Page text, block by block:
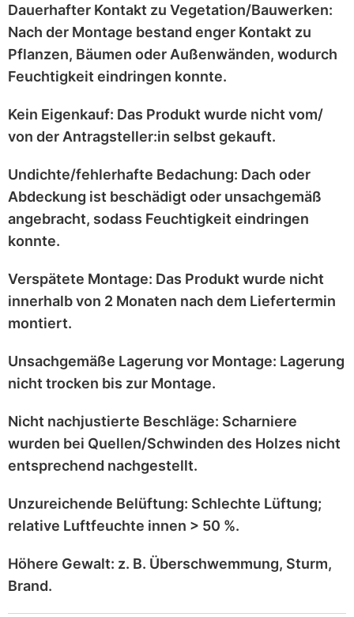
Dauerhafter Kontakt zu Vegetation/Bauwerken:
Nach der Montage bestand enger Kontakt zu
Pflanzen, Bäumen oder Außenwänden, wodurch
Feuchtigkeit eindringen konnte.
Kein Eigenkauf: Das Produkt wurde nicht vom/
von der Antragsteller:in selbst gekauft.
Undichte/fehlerhafte Bedachung: Dach oder
Abdeckung ist beschädigt oder unsachgemäß
angebracht, sodass Feuchtigkeit eindringen
konnte.
Verspätete Montage: Das Produkt wurde nicht
innerhalb von 2 Monaten nach dem Liefertermin
montiert.
Unsachgemäße Lagerung vor Montage: Lagerung
nicht trocken bis zur Montage.
Nicht nachjustierte Beschläge: Scharniere
wurden bei Quellen/Schwinden des Holzes nicht
entsprechend nachgestellt.
Unzureichende Belüftung: Schlechte Lüftung;
relative Luftfeuchte innen > 50 %.
Höhere Gewalt: z. B. Überschwemmung, Sturm,
Brand.